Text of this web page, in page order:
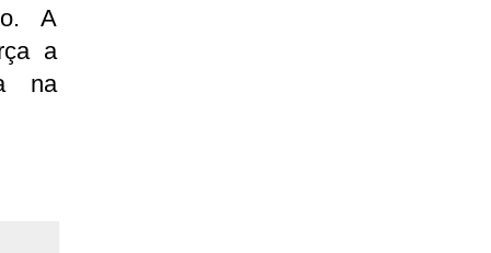
A
a
na